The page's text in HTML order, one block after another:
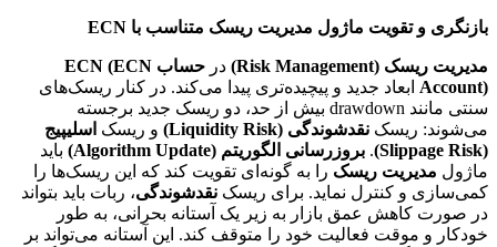
بازنگری و تقویت ماژول مدیریت ریسک متناسب با ECN
مدیریت ریسک (Risk Management) در
حساب ECN (ECN
Account) ابعاد جدید و پیچیده‌تری پیدا می‌کند. در کنار ریسک‌های
سنتی مانند drawdown بیش از حد، دو ریسک جدید برجسته
می‌شوند: ریسک نقدشوندگی (Liquidity Risk) و ریسک اسلیپیج
(Slippage Risk)
. بروزرسانی الگوریتم (Algorithm Update)
باید
ماژول مدیریت ریسک را به گونه‌ای تقویت کند که این ریسک‌ها را
کمی‌سازی و کنترل نماید. برای ریسک نقدشوندگی، ربات باید بتواند
در صورت کاهش عمق بازار به زیر یک آستانه بحرانی، به طور
خودکار و موقت فعالیت خود را متوقف کند. این آستانه می‌تواند بر